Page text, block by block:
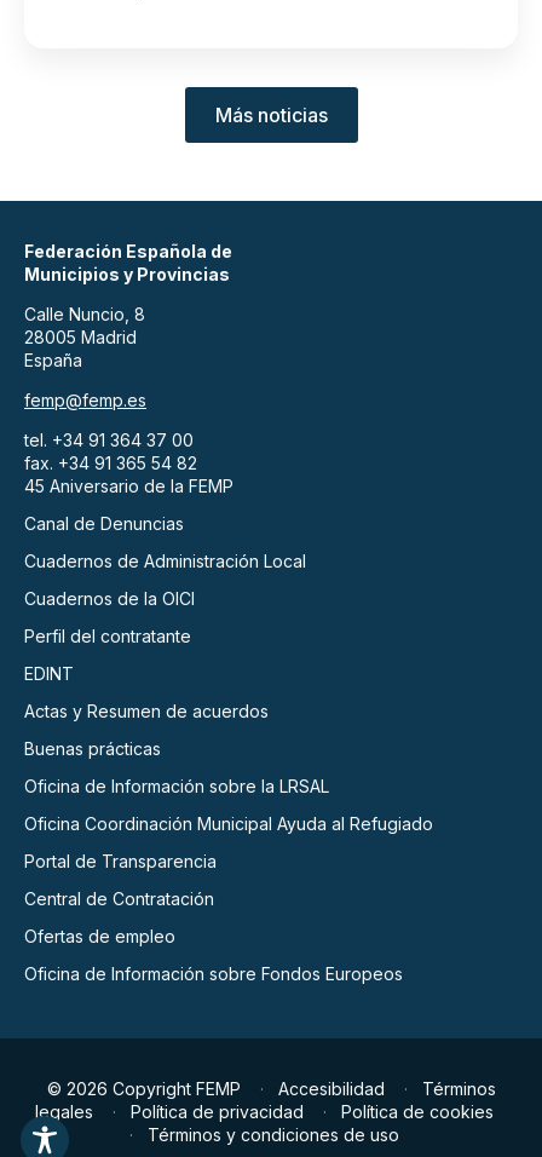
Más noticias
Federación Española de
Municipios y Provincias
Calle Nuncio, 8
28005 Madrid
España
femp@femp.es
tel. +34 91 364 37 00
fax. +34 91 365 54 82
45 Aniversario de la FEMP
Canal de Denuncias
Cuadernos de Administración Local
Cuadernos de la OICI
Perfil del contratante
EDINT
Actas y Resumen de acuerdos
Buenas prácticas
Oficina de Información sobre la LRSAL
Oficina Coordinación Municipal Ayuda al Refugiado
Portal de Transparencia
Central de Contratación
Ofertas de empleo
Oficina de Información sobre Fondos Europeos
© 2026 Copyright FEMP Accesibilidad
Términos
legales
Política de privacidad
Política de cookies
Términos y condiciones de uso